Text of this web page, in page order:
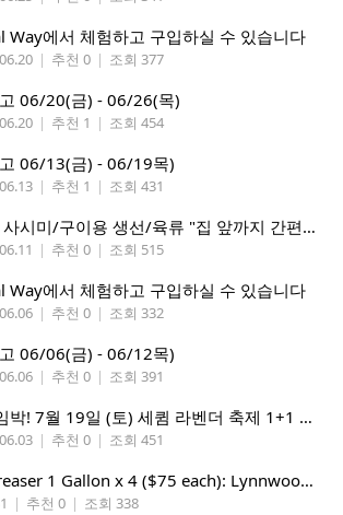
Way에서 체험하고 구입하실 수 있습니다
| 추천 0 | 조회 377
06/20(금) - 06/26(목)
| 추천 1 | 조회 454
06/13(금) - 06/19목)
| 추천 1 | 조회 431
시애틀 프리미엄 사시미/구이용 생선/육류 "집 앞까지 간편하게" – 영오션닷컴
| 추천 0 | 조회 515
Way에서 체험하고 구입하실 수 있습니다
| 추천 0 | 조회 332
06/06(금) - 06/12목)
| 추천 0 | 조회 391
[푸른투어] 마감임박! 7월 19일 (토) 세큄 라벤더 축제 1+1 이벤트
| 추천 0 | 조회 451
Pure Force Degreaser 1 Gallon x 4 ($75 each): Lynnwood 지역
| 추천 0 | 조회 338